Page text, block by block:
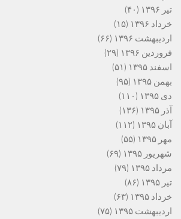
تیر ۱۳۹۶
(۴۰)
خرداد ۱۳۹۶
(۱۵)
اردیبهشت ۱۳۹۶
(۶۶)
فروردین ۱۳۹۶
(۲۹)
اسفند ۱۳۹۵
(۵۱)
بهمن ۱۳۹۵
(۹۵)
دی ۱۳۹۵
(۱۱۰)
آذر ۱۳۹۵
(۱۳۶)
آبان ۱۳۹۵
(۱۱۲)
مهر ۱۳۹۵
(۵۵)
شهریور ۱۳۹۵
(۶۹)
مرداد ۱۳۹۵
(۷۹)
تیر ۱۳۹۵
(۸۶)
خرداد ۱۳۹۵
(۶۳)
اردیبهشت ۱۳۹۵
(۷۵)